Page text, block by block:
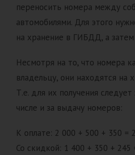
переносить номера между
автомобилями. Для этого
на хранение в ГИБДД, а затем
Несмотря на то, что номера
владельцу, они находятся
Т.е. для их получения
числе и за выдачу номеров:
К оплате: 2 000 + 500 + 350 =
Со скидкой: 1 400 + 350 + 245